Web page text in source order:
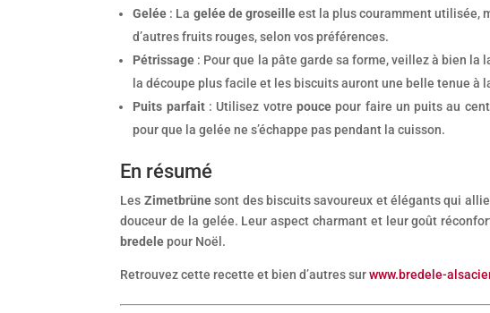
Gelée : La gelée de groseilleest la plus couramment utilisée,
d’autres fruits rouges, selon vos préférences.
Pétrissage : Pour que la pâte garde sa forme, veillez à bien
la découpe plus facile et les biscuits auront une belle tenue à
Puits parfait: Utilisez votre poucepour faire un puits au
pour que la gelée ne s’échappe pas pendant la cuisson.
En résumé
Les Zimetbrünesont des biscuits savoureux et élégants qui
douceur de la gelée. Leur aspect charmant et leur goût
bredele pour Noël.
Retrouvez cette recette et bien d’autres surwww.bredele-